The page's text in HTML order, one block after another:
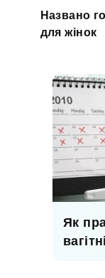
Названо
для жінок
Як